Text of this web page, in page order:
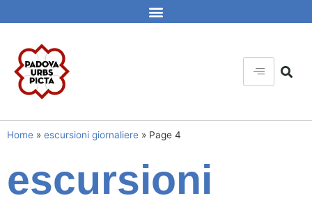
Home » escursioni giornaliere » Page 4
escursioni